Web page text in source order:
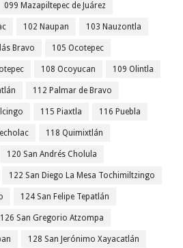
099 Mazapiltepec de Juárez
102 Naupan 103 Nauzontla
Bravo 105 Ocotepec
108 Ocoyucan 109 Olintla
112 Palmar de Bravo
115 Piaxtla 116 Puebla
118 Quimixtlán
120 San Andrés Cholula
122 San Diego La Mesa Tochimiltzingo
124 San Felipe Tepatlán
126 San Gregorio Atzompa
128 San Jerónimo Xayacatlán